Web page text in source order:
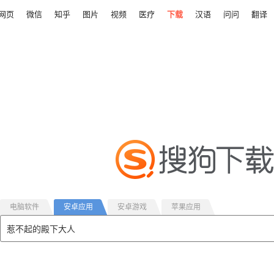
页 微信 知乎 图片 视频 医疗 下载 汉语 问问 翻译
电脑软件 安卓应用 安卓游戏 苹果应用